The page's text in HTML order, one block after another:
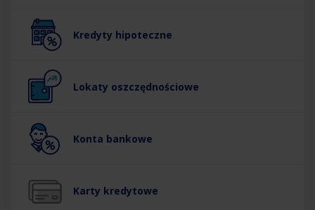
Kredyty hipoteczne
Lokaty oszczędnościowe
Konta bankowe
Karty kredytowe